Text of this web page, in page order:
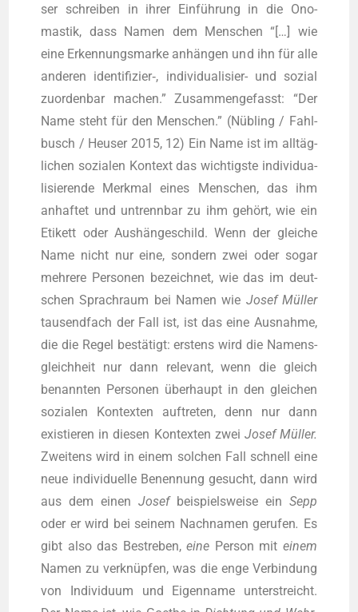
ser schrei­ben in ihrer Ein­füh­rung in die Ono­
mastik, dass Namen dem Men­schen “[…] wie
eine Erken­nungs­mar­ke anhän­gen und ihn für alle
ande­ren identifizier‑, indi­vi­dua­li­sier- und sozi­al
zuor­den­bar machen.” Zusam­men­ge­fasst: “Der
Name steht für den Men­schen.” (Nüb­ling / Fahl­
busch / Heu­ser 2015, 12) Ein Name ist im all­täg­
li­chen sozia­len Kon­text das wich­tigs­te indi­vi­dua­
li­sie­ren­de Merk­mal eines Men­schen, das ihm
anhaf­tet und untrenn­bar zu ihm gehört, wie ein
Eti­kett oder Aus­hän­ge­schild. Wenn der glei­che
Name nicht nur eine, son­dern zwei oder sogar
meh­re­re Per­so­nen bezeich­net, wie das im deut­
schen Sprach­raum bei Namen wie Josef Mül­ler
tau­send­fach der Fall ist, ist das eine Aus­nah­me,
die die Regel bestä­tigt: ers­tens wird die Namens­
gleich­heit nur dann rele­vant, wenn die gleich
benann­ten Per­so­nen über­haupt in den glei­chen
sozia­len Kon­tex­ten auf­tre­ten, denn nur dann
exis­tie­ren in die­sen Kon­tex­ten zwei Josef Mül­ler.
Zwei­tens wird in einem sol­chen Fall schnell eine
neue indi­vi­du­el­le Benen­nung gesucht, dann wird
aus dem einen Josef bei­spiels­wei­se ein Sepp
oder er wird bei sei­nem Nach­na­men geru­fen. Es
gibt also das Bestre­ben,eine Per­son mit einem
Namen zu ver­knüp­fen, was die enge Ver­bin­dung
von Indi­vi­du­um und Eigen­na­me unter­streicht.